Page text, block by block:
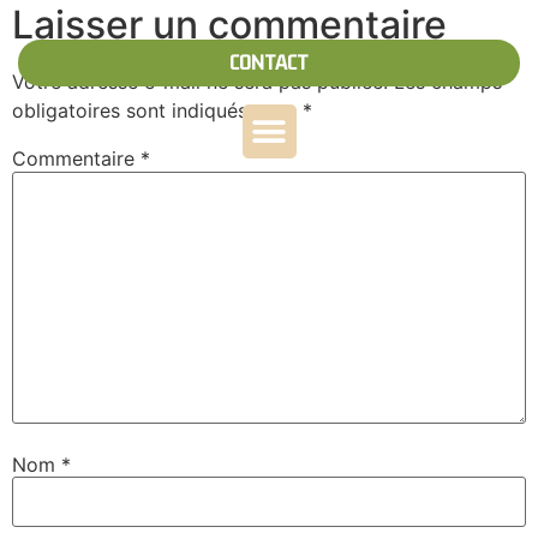
CONTACT
Laisser un commentaire
Votre adresse e-mail ne sera pas publiée. Les champs
obligatoires sont indiqués avec *
Commentaire *
Nom *